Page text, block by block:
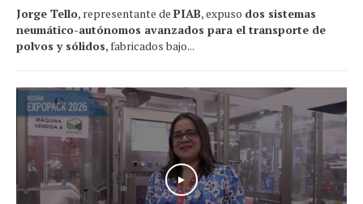
Jorge Tello, representante de PIAB, expuso dos sistemas
neumático-autónomos avanzados para el transporte de
polvos y sólidos, fabricados bajo...
Play